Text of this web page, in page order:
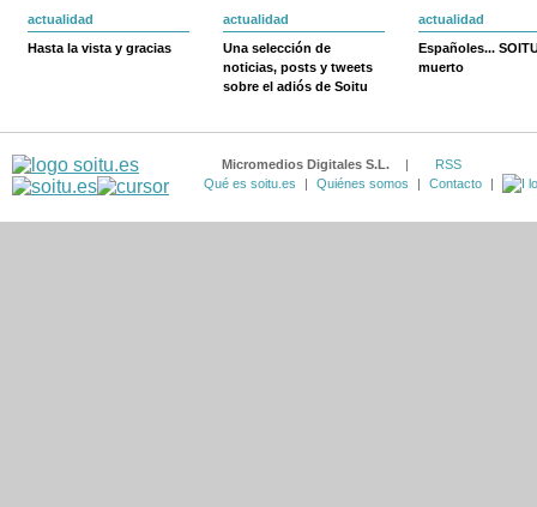
actualidad
Hasta la vista y gracias
actualidad
Una selección de
noticias, posts y tweets
sobre el adiós de Soitu
actualidad
Españoles...
muerto
Micromedios Digitales S.L. |
RSS
Qué es soitu.es
| Quiénes somos | Contacto |